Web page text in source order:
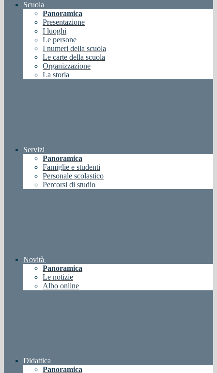
Scuola
Panoramica
Presentazione
I luoghi
Le persone
I numeri della scuola
Le carte della scuola
Organizzazione
La storia
Servizi
Panoramica
Famiglie e studenti
Personale scolastico
Percorsi di studio
Novità
Panoramica
Le notizie
Albo online
Didattica
Panoramica